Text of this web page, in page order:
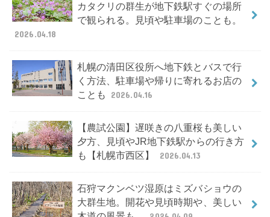
カタクリの群生が地下鉄駅すぐの場所
で観られる。見頃や駐車場のことも。
2026.04.18
札幌の清田区役所へ地下鉄とバスで行
く方法、駐車場や帰りに寄れるお店の
ことも
2026.04.16
【農試公園】遅咲きの八重桜も美しい
夕方、見頃やJR地下鉄駅からの行き方
も【札幌市西区】
2026.04.13
石狩マクンベツ湿原はミズバショウの
大群生地。開花や見頃時期や、美しい